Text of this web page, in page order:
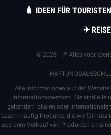
🧳 IDEEN FÜR TOURISTEN
✈
© 2026 - 📍 Alles voor
Alle Informationen auf der Website
Informationszwecken. Sie sind
geltenden lokalen oder
Lesern häufig Produkte, die wir für
aus dem Verkauf von Produkten